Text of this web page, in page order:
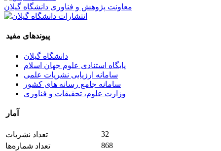
معاونت پژوهش و فناوری دانشگاه گیلان
پیوندهای مفید
دانشگاه گیلان
پایگاه استنادی علوم جهان اسلام
سامانه ارزیابی نشریات علمی
سامانه جامع رسانه های کشور
وزارت علوم، تحقیقات و فناوری
آمار
تعداد نشریات
32
تعداد شماره‌ها
868